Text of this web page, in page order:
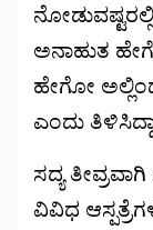
ಅನಾಹುತ
ಹೇಗೋ
ಎಂದು
ಸದ್ಯ
ವಿವಿಧ